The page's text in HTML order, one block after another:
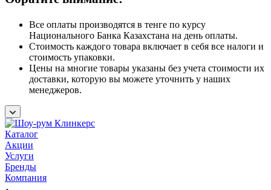
Все оплаты производятся в тенге по курсу
Национального Банка Казахстана на день оплаты.
Стоимость каждого товара включает в себя все налоги и
стоимость упаковки.
Цены на многие товары указаны без учета стоимости их
доставки, которую вы можете уточнить у наших
менеджеров.
Каталог
Акции
Услуги
Бренды
Компания